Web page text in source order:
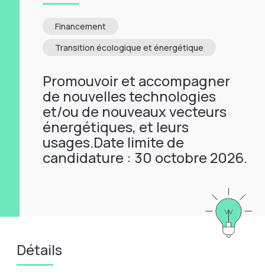
Financement
Transition écologique et énergétique
Promouvoir et accompagner
de nouvelles technologies
et/ou de nouveaux vecteurs
énergétiques, et leurs
usages.Date limite de
candidature : 30 octobre 2026.
Détails